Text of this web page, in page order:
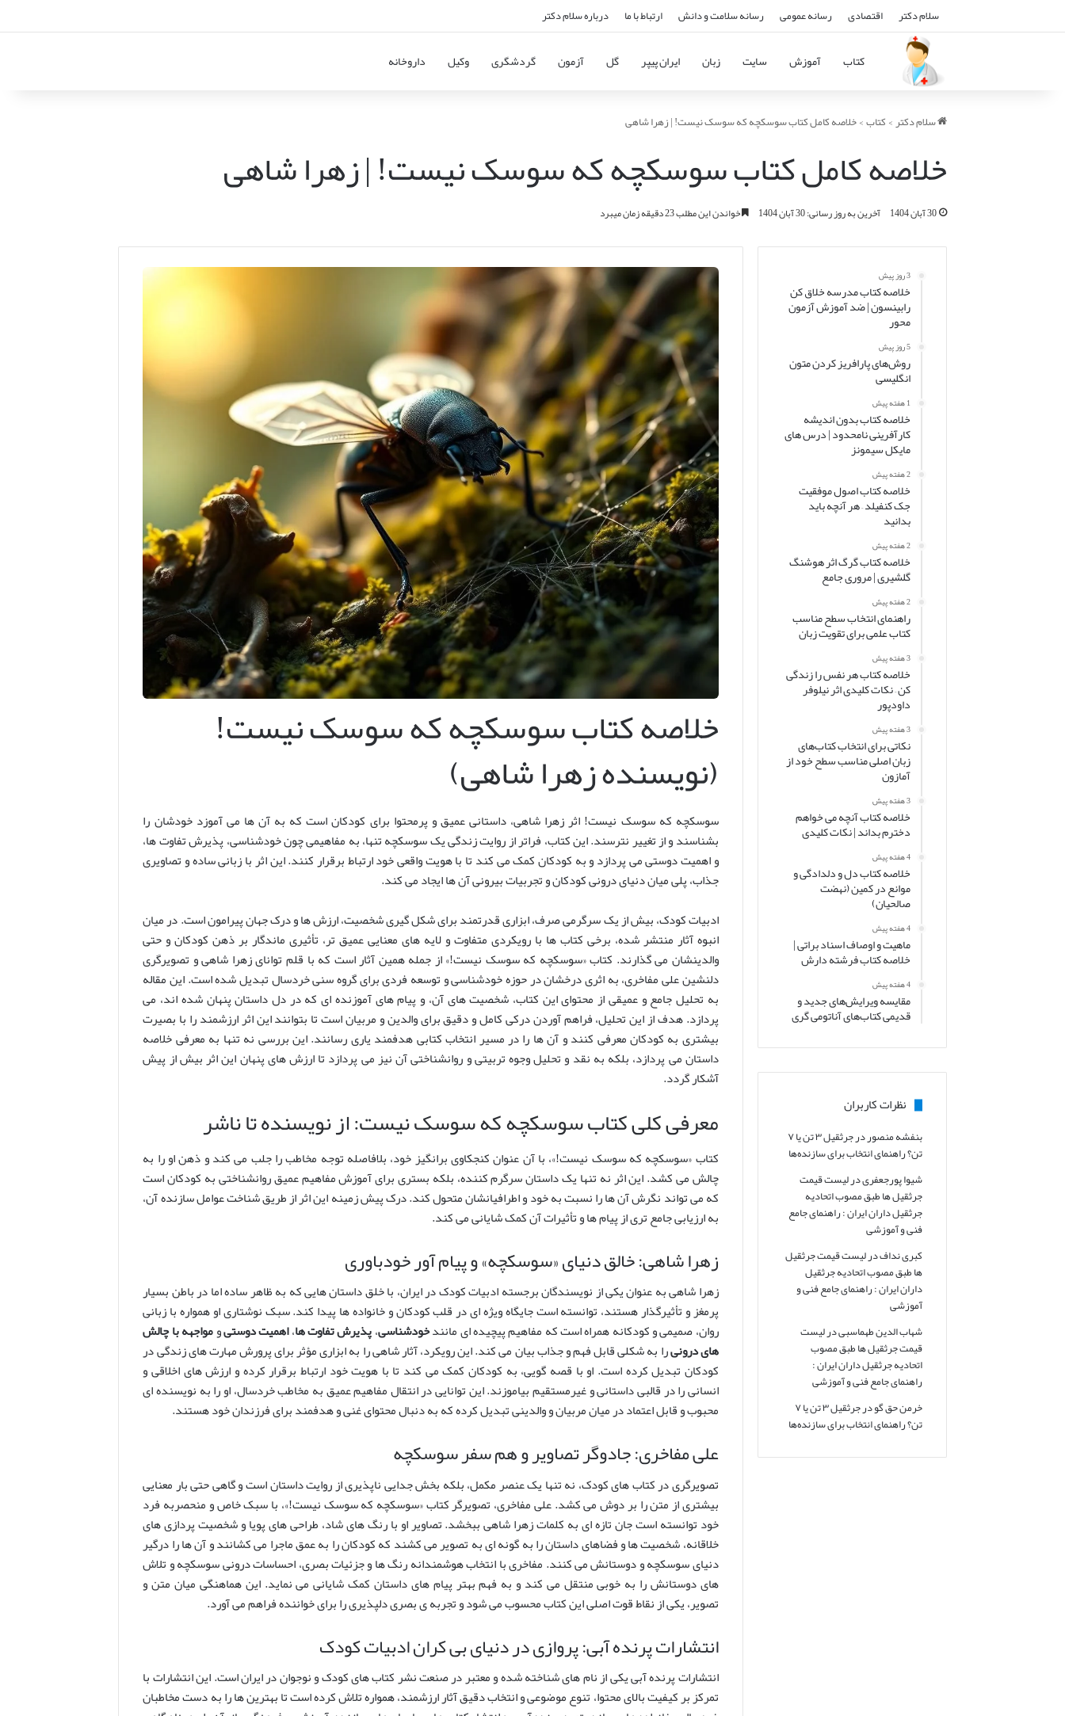
سلام دکتر اقتصادی رسانه عمومی رسانه سلامت و دانش ارتباط با ما درباره سلام دکتر
کتاب آموزش سایت زبان ایران پیپر گل آزمون گردشگری وکیل داروخانه
سلام دکتر>کتاب>خلاصه کامل کتاب سوسکچه که سوسک نیست! | زهرا شاهی
خلاصه کامل کتاب سوسکچه که سوسک نیست! | زهرا شاهی
30 آبان 1404 آخرین به روز رسانی: 30 آبان 1404 خواندن این مطلب 23 دقیقه زمان میبرد
خلاصه کتاب سوسکچه که سوسک نیست!
(نویسنده زهرا شاهی)
سوسکچه که سوسک نیست! اثر زهرا شاهی، داستانی عمیق و پرمحتوا برای کودکان است که به آن ها می آموزد خودشان را
بشناسند و از تغییر نترسند. این کتاب، فراتر از روایت زندگی یک سوسکچه تنها، به مفاهیمی چون خودشناسی، پذیرش تفاوت ها،
و اهمیت دوستی می پردازد و به کودکان کمک می کند تا با هویت واقعی خود ارتباط برقرار کنند. این اثر با زبانی ساده و تصاویری
جذاب، پلی میان دنیای درونی کودکان و تجربیات بیرونی آن ها ایجاد می کند.
ادبیات کودک، بیش از یک سرگرمی صرف، ابزاری قدرتمند برای شکل گیری شخصیت، ارزش ها و درک جهان پیرامون است. در میان
انبوه آثار منتشر شده، برخی کتاب ها با رویکردی متفاوت و لایه های معنایی عمیق تر، تأثیری ماندگار بر ذهن کودکان و حتی
والدینشان می گذارند. کتاب «سوسکچه که سوسک نیست!» از جمله همین آثار است که با قلم توانای زهرا شاهی و تصویرگری
دلنشین علی مفاخری، به اثری درخشان در حوزه خودشناسی و توسعه فردی برای گروه سنی خردسال تبدیل شده است. این مقاله
به تحلیل جامع و عمیقی از محتوای این کتاب، شخصیت های آن، و پیام های آموزنده ای که در دل داستان پنهان شده اند، می
پردازد. هدف از این تحلیل، فراهم آوردن درکی کامل و دقیق برای والدین و مربیان است تا بتوانند این اثر ارزشمند را با بصیرت
بیشتری به کودکان معرفی کنند و آن ها را در مسیر انتخاب کتابی هدفمند یاری رسانند. این بررسی نه تنها به معرفی خلاصه
داستان می پردازد، بلکه به نقد و تحلیل وجوه تربیتی و روانشناختی آن نیز می پردازد تا ارزش های پنهان این اثر بیش از پیش
آشکار گردد.
معرفی کلی کتاب سوسکچه که سوسک نیست: از نویسنده تا ناشر
کتاب «سوسکچه که سوسک نیست!»، با آن عنوان کنجکاوی برانگیز خود، بلافاصله توجه مخاطب را جلب می کند و ذهن او را به
چالش می کشد. این اثر نه تنها یک داستان سرگرم کننده، بلکه بستری برای آموزش مفاهیم عمیق روانشناختی به کودکان است
که می تواند نگرش آن ها را نسبت به خود و اطرافیانشان متحول کند. درک پیش زمینه این اثر از طریق شناخت عوامل سازنده آن،
به ارزیابی جامع تری از پیام ها و تأثیرات آن کمک شایانی می کند.
زهرا شاهی: خالق دنیای «سوسکچه» و پیام آور خودباوری
زهرا شاهی به عنوان یکی از نویسندگان برجسته ادبیات کودک در ایران، با خلق داستان هایی که به ظاهر ساده اما در باطن بسیار
پرمغز و تأثیرگذار هستند، توانسته است جایگاه ویژه ای در قلب کودکان و خانواده ها پیدا کند. سبک نوشتاری او همواره با زبانی
روان، صمیمی و کودکانه همراه است که مفاهیم پیچیده ای مانندخودشناسی،پذیرش تفاوت ها،اهمیت دوستیومواجهه با چالش
های درونیرا به شکلی قابل فهم و جذاب بیان می کند. این رویکرد، آثار شاهی را به ابزاری مؤثر برای پرورش مهارت های زندگی در
کودکان تبدیل کرده است. او با قصه گویی، به کودکان کمک می کند تا با هویت خود ارتباط برقرار کرده و ارزش های اخلاقی و
انسانی را در قالبی داستانی و غیرمستقیم بیاموزند. این توانایی در انتقال مفاهیم عمیق به مخاطب خردسال، او را به نویسنده ای
محبوب و قابل اعتماد در میان مربیان و والدینی تبدیل کرده که به دنبال محتوای غنی و هدفمند برای فرزندان خود هستند.
علی مفاخری: جادوگر تصاویر و هم سفر سوسکچه
تصویرگری در کتاب های کودک، نه تنها یک عنصر مکمل، بلکه بخش جدایی ناپذیری از روایت داستان است و گاهی حتی بار معنایی
بیشتری از متن را بر دوش می کشد. علی مفاخری، تصویرگر کتاب «سوسکچه که سوسک نیست!»، با سبک خاص و منحصربه فرد
خود توانسته است جان تازه ای به کلمات زهرا شاهی ببخشد. تصاویر او با رنگ های شاد، طراحی های پویا و شخصیت پردازی های
خلاقانه، شخصیت ها و فضاهای داستان را به گونه ای به تصویر می کشند که کودکان را به عمق ماجرا می کشانند و آن ها را درگیر
دنیای سوسکچه و دوستانش می کنند. مفاخری با انتخاب هوشمندانه رنگ ها و جزئیات بصری، احساسات درونی سوسکچه و تلاش
های دوستانش را به خوبی منتقل می کند و به فهم بهتر پیام های داستان کمک شایانی می نماید. این هماهنگی میان متن و
تصویر، یکی از نقاط قوت اصلی این کتاب محسوب می شود و تجربه ی بصری دلپذیری را برای خواننده فراهم می آورد.
انتشارات پرنده آبی: پروازی در دنیای بی کران ادبیات کودک
انتشارات پرنده آبی یکی از نام های شناخته شده و معتبر در صنعت نشر کتاب های کودک و نوجوان در ایران است. این انتشارات با
تمرکز بر کیفیت بالای محتوا، تنوع موضوعی و انتخاب دقیق آثار ارزشمند، همواره تلاش کرده است تا بهترین ها را به دست مخاطبان
3 روز پیش
خلاصه کتاب مدرسه خلاق کن
رابینسون | ضد آموزش آزمون
محور
5 روز پیش
روش‌های پارافریز کردن متون
انگلیسی
1 هفته پیش
خلاصه کتاب بدون اندیشه
کارآفرینی نامحدود | درس های
مایکل سیمونز
2 هفته پیش
خلاصه کتاب اصول موفقیت
جک کنفیلد – هر آنچه باید
بدانید
2 هفته پیش
خلاصه کتاب گرگ اثر هوشنگ
گلشیری | مروری جامع
2 هفته پیش
راهنمای انتخاب سطح مناسب
کتاب علمی برای تقویت زبان
3 هفته پیش
خلاصه کتاب هر نفس را زندگی
کن – نکات کلیدی اثر نیلوفر
داودپور
3 هفته پیش
نکاتی برای انتخاب کتاب‌های
زبان اصلی مناسب سطح خود از
آمازون
3 هفته پیش
خلاصه کتاب آنچه می خواهم
دخترم بداند | نکات کلیدی
4 هفته پیش
خلاصه کتاب دل و دلدادگی و
موانع در کمین (نهضت
صالحیان)
4 هفته پیش
ماهیت و اوصاف اسناد براتی |
خلاصه کتاب فرشته دارش
4 هفته پیش
مقایسه ویرایش‌های جدید و
قدیمی کتاب‌های آناتومی گری
نظرات کاربران
بنفشه منصوردر
جرثقیل ۳ تن یا ۷
تن؟ راهنمای انتخاب برای سازنده‌ها
شیوا پورجعفریدرلیست قیمت
جرثقیل ها طبق مصوب اتحادیه
جرثقیل داران ایران : راهنمای جامع
فنی و آموزشی
کبری ندافدرلیست قیمت جرثقیل
ها طبق مصوب اتحادیه جرثقیل
داران ایران : راهنمای جامع فنی و
آموزشی
شهاب الدین طهماسبیدرلیست
قیمت جرثقیل ها طبق مصوب
اتحادیه جرثقیل داران ایران :
راهنمای جامع فنی و آموزشی
خرمن حق گودر
جرثقیل ۳ تن یا ۷
تن؟ راهنمای انتخاب برای سازنده‌ها